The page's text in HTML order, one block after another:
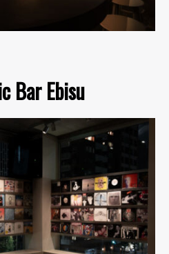
Bar Ebisu